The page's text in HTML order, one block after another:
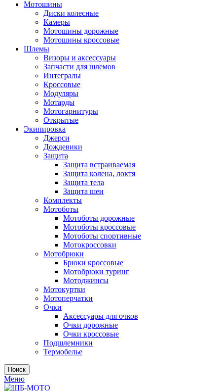
Мотошины
Диски колесные
Камеры
Мотошины дорожные
Мотошины кроссовые
Шлемы
Визоры и аксессуары
Запчасти для шлемов
Интегралы
Кроссовые
Модуляры
Мотарды
Мотогарнитуры
Открытые
Экипировка
Джерси
Дождевики
Защита
Защита встраиваемая
Защита колена, локтя
Защита тела
Защита шеи
Комплекты
Мотоботы
Мотоботы дорожные
Мотоботы кроссовые
Мотоботы спортивные
Мотокроссовки
Мотобрюки
Брюки кроссовые
Мотобрюки туринг
Мотоджинсы
Мотокуртки
Мотоперчатки
Очки
Аксессуары для очков
Очки дорожные
Очки кроссовые
Подшлемники
Термобелье
Поиск
Меню